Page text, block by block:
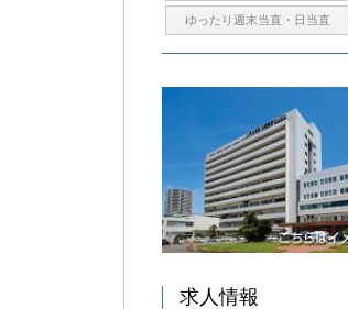
ゆったり週末当直・日当直
求人情報